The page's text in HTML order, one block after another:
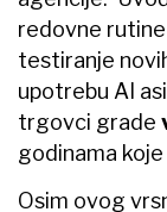
redovne
testiranje
upotrebu AI
trgovci grade
godinama
Osim ovog